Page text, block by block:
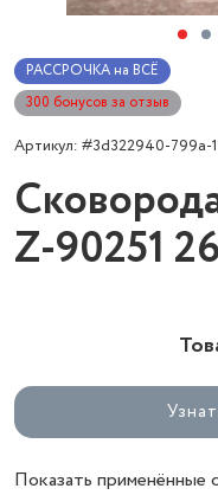
РАССРОЧКА на ВСЁ
300 бонусов за отзыв
Артикул: #3d322940-799a-
Z-90251
Показать применённые